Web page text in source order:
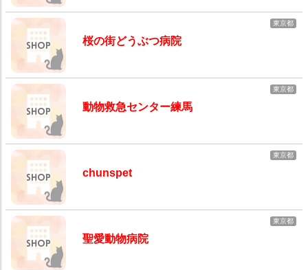
東京都
桜の街どうぶつ病院
東京都
動物救急センター練馬
東京都
chunspet
東京都
聖愛動物病院